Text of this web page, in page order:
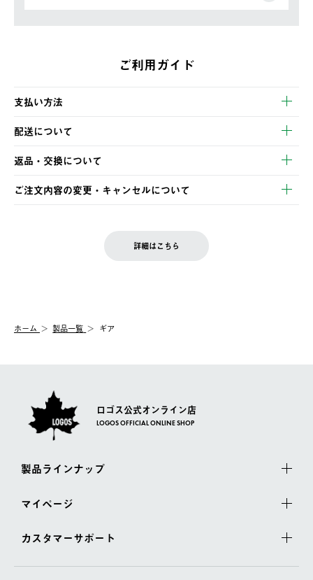
ご利用ガイド
支払い方法
以下のいずれかの方法でお支払いいただけます。
・クレジットカード決済
・コンビニ決済
・Pay-easy決済
配送について
【発送スケジュール】
ご注文・ご入金完了より2営業日以内に商品を発送いたします。
土日祝の発送はございませんので、木曜日以降のご注文は週明け
の発送となる場合がございます。
【配送業者】
佐川急便にて配送されます。
返品・交換について
※お客様都合の場合
お客様都合の返品にかかる送料は、お客様ご負担とさせていただ
一度お手元の商品を返品いただき、ご希望商品を再注文してくだ
ご注文内容の変更・キャンセルについて
LOGOS FAMILY会員の方は、会員マイページ内 購入履歴画面に
詳細はこちら
ホーム 製品一覧 ギア
ロゴス公式オンライン店
LOGOS OFFICIAL ONLINE SHOP
製品ラインナップ
マイページ
カスタマーサポート